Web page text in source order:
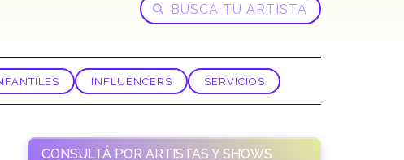
INFLUENCERS SERVICIOS
CONSULTÁ POR ARTISTAS Y SHOWS